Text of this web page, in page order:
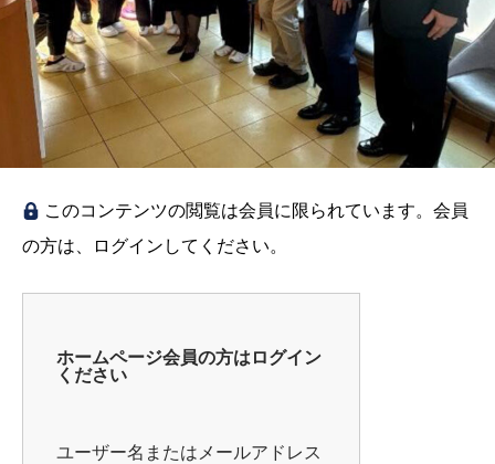
このコンテンツの閲覧は会員に限られています。会員
の方は、ログインしてください。
ホームページ会員の方はログイン
ください
ユーザー名またはメールアドレス